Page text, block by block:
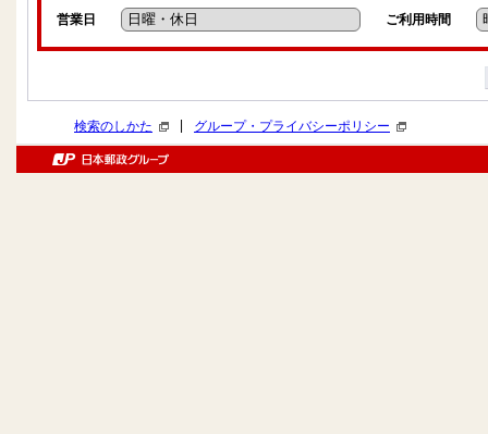
営業日 ご利用時間
検索のしかた グループ・プライバシーポリシー